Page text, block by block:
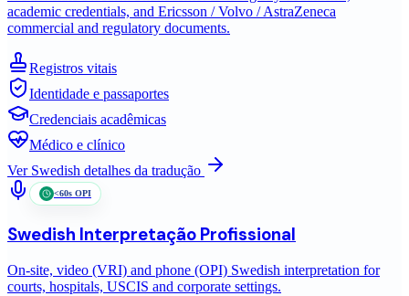
academic credentials, and Ericsson / Volvo / AstraZeneca
commercial and regulatory documents.
Registros vitais
Identidade e passaportes
Credenciais acadêmicas
Médico e clínico
Ver Swedish detalhes da tradução
<60s OPI
Swedish Interpretação Profissional
On-site, video (VRI) and phone (OPI) Swedish interpretation for
courts, hospitals, USCIS and corporate settings.